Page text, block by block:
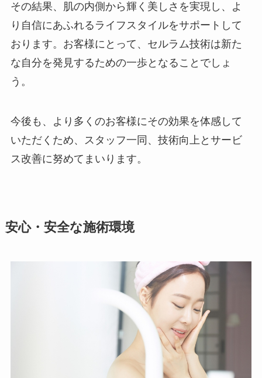
その結果、肌の内側から輝く美しさを実現し、よ
り自信にあふれるライフスタイルをサポートして
おります。お客様にとって、セルラム技術は新た
な自分を発見するための一歩となることでしょ
う。
今後も、より多くのお客様にその効果を体感して
いただくため、スタッフ一同、技術向上とサービ
ス改善に努めてまいります。
安心・安全な施術環境